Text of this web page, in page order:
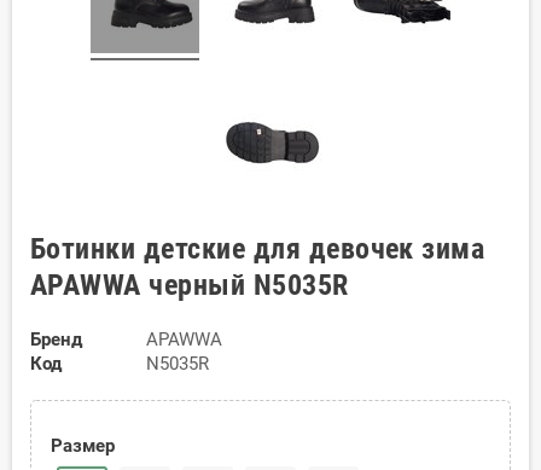
Ботинки детские для девочек зима
APAWWA черный N5035R
Бренд
APAWWA
Код
N5035R
Размер